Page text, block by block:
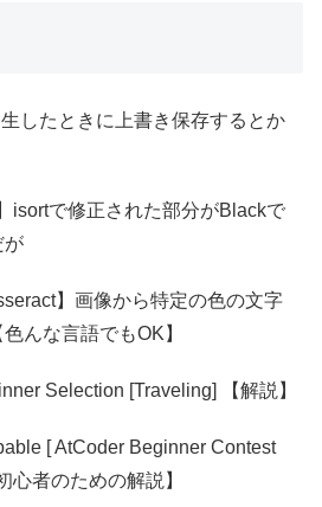
生したときに上書き保存するとか
isortで修正された部分がBlackで
が
】画像から特定の色の文字
んな言語でもOK】
Selection [Traveling] 【解説】
[ AtCoder Beginner Contest
心者のための解説】